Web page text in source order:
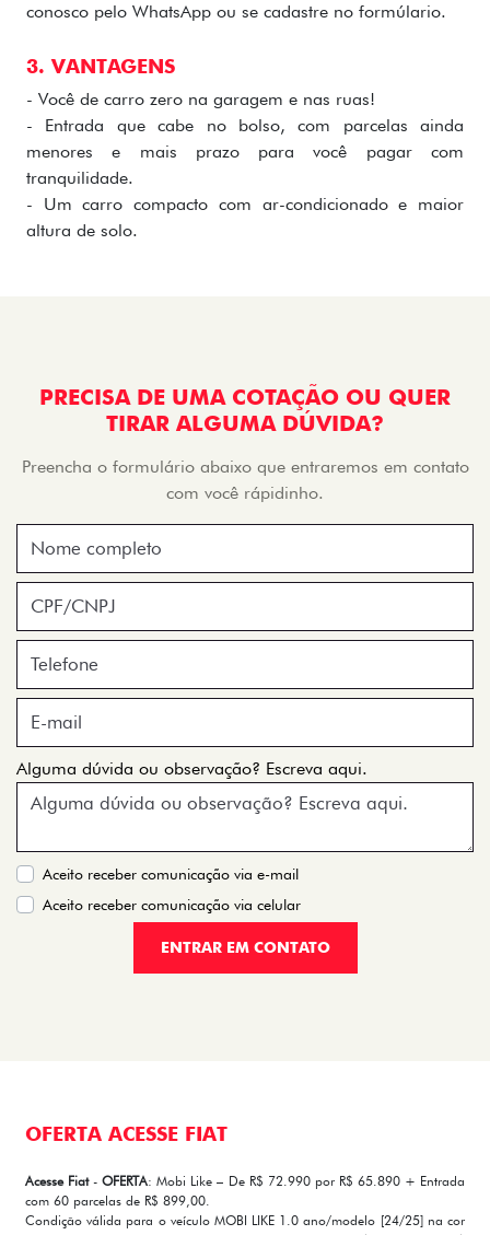
conosco pelo WhatsApp ou se cadastre no formúlario.
3. VANTAGENS
- Você de carro zero na garagem e nas ruas!
- Entrada que cabe no bolso, com parcelas ainda
menores e mais prazo para você pagar com
tranquilidade.
- Um carro compacto com ar-condicionado e maior
altura de solo.
PRECISA DE UMA COTAÇÃO OU QUER
TIRAR ALGUMA DÚVIDA?
Preencha o formulário abaixo que entraremos em contato
com você rápidinho.
Alguma dúvida ou observação? Escreva aqui.
Aceito receber comunicação via e-mail
Aceito receber comunicação via celular
ENTRAR EM CONTATO
OFERTA ACESSE FIAT
Acesse Fiat-OFERTA: Mobi Like – De R$ 72.990 por R$ 65.890 + Entrada
com 60 parcelas de R$ 899,00.
Condição válida para o veículo MOBI LIKE 1.0 ano/modelo [24/25] na cor